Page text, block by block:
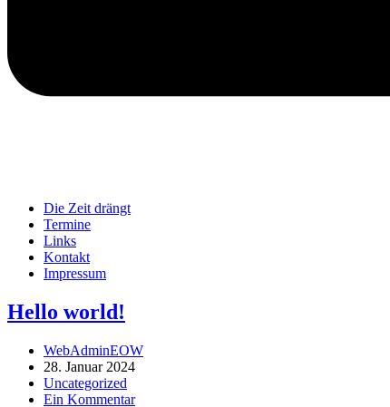
Die Zeit drängt
Termine
Links
Kontakt
Impressum
Hello world!
Beitrags-
Autor:
WebAdminEOW
Beitrag
veröffentlicht:
28. Januar 2024
Beitrags-
Kategorie:
Uncategorized
Beitrags-
Ein Kommentar